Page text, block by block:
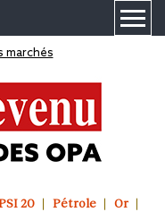
marchés
20 Pétrole
Or